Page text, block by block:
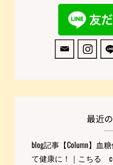
最近
blog記事【Column】血
て健康に！｜こちる